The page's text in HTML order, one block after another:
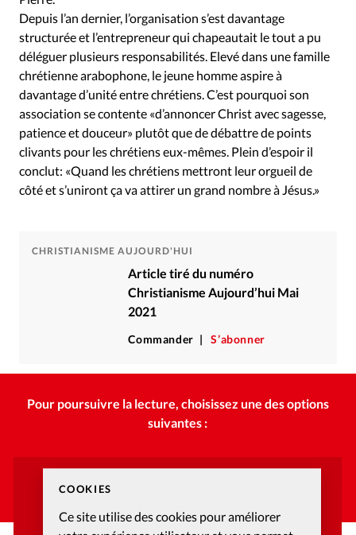
COOKIES
Ce site utilise des cookies pour améliorer
Depuis l’an dernier, l’organisation s’est davantage
structurée et l’entrepreneur qui chapeautait le tout a pu
déléguer plusieurs responsabilités. Elevé dans une famille
chrétienne arabophone, le jeune homme aspire à
davantage d’unité entre chrétiens. C’est pourquoi son
association se contente «d’annoncer Christ avec sagesse,
patience et douceur» plutôt que de débattre de points
clivants pour les chrétiens eux-mêmes. Plein d’espoir il
conclut: «Quand les chrétiens mettront leur orgueil de
côté et s’uniront ça va attirer un grand nombre à Jésus.»
CHRISTIANISME AUJOURD'HUI
Article tiré du numéro
Christianisme Aujourd’hui Mai
2021
Commander S’abonner
Pour poursuivre la lecture, choisissez une des options
suivantes :
Vous avez déjà un compte ?
CONNECTEZ-VOUS